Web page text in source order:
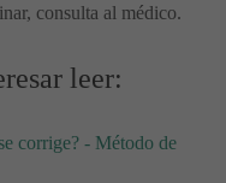
consulta al médico.
leer:
corrige? - Método de